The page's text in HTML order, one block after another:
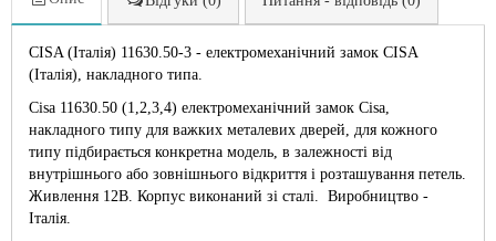
CISA (Італія) 11630.50-3 - електромеханічний замок CISA
(Італія), накладного типa.
Cisa 11630.50 (1,2,3,4) електромеханічний замок Cisa,
накладного типу для важких металевих дверей, для кожного
типу підбирається конкретна модель, в залежності від
внутрішнього або зовнішнього відкриття і розташування петель.
Живлення 12В. Корпус виконаний зі сталі. Виробництво -
Італія.